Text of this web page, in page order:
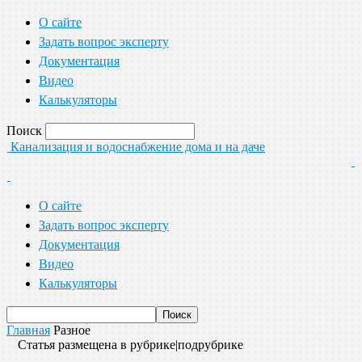
О сайте
Задать вопрос эксперту
Документация
Видео
Калькуляторы
Поиск
Канализация и водоснабжение дома и на даче
О сайте
Задать вопрос эксперту
Документация
Видео
Калькуляторы
Главная Разное
Статья размещена в рубрике|подрубрике